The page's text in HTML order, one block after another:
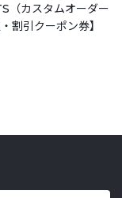
（カスタムオーダー
割引クーポン券】